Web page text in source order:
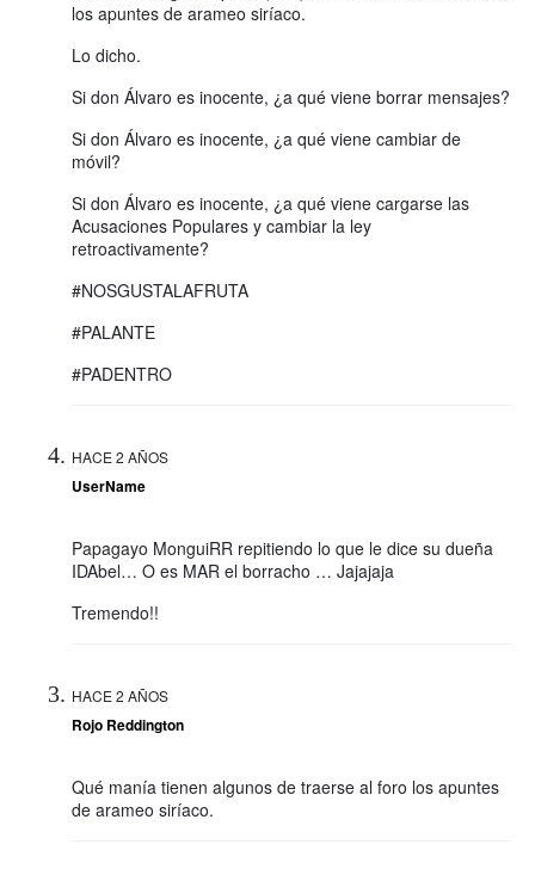
los apuntes de arameo siríaco.
Lo dicho.
Si don Álvaro es inocente, ¿a qué viene borrar mensajes?
Si don Álvaro es inocente, ¿a qué viene cambiar de
móvil?
Si don Álvaro es inocente, ¿a qué viene cargarse las
Acusaciones Populares y cambiar la ley
retroactivamente?
#NOSGUSTALAFRUTA
#PALANTE
#PADENTRO
HACE 2 AÑOS
UserName
Papagayo MonguiRR repitiendo lo que le dice su dueña
IDAbel… O es MAR el borracho … Jajajaja
Tremendo!!
HACE 2 AÑOS
Rojo Reddington
Qué manía tienen algunos de traerse al foro los apuntes
de arameo siríaco.